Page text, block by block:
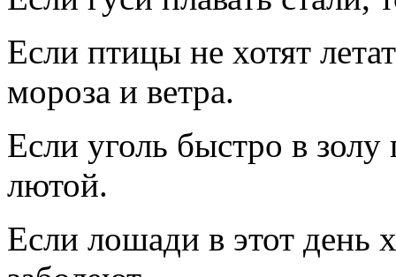
Если птицы не хотят
мороза и ветра.
Если уголь быстро в золу
лютой.
Если лошади в этот день